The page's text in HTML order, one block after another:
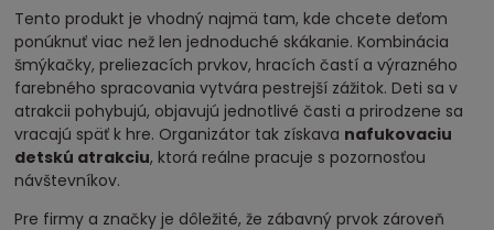
Tento produkt je vhodný najmä tam, kde chcete deťom
ponúknuť viac než len jednoduché skákanie. Kombinácia
šmýkačky, preliezacích prvkov, hracích častí a výrazného
farebného spracovania vytvára pestrejší zážitok. Deti sa v
atrakcii pohybujú, objavujú jednotlivé časti a prirodzene sa
vracajú späť k hre. Organizátor tak získava nafukovaciu
detskú atrakciu, ktorá reálne pracuje s pozornosťou
návštevníkov.
Pre firmy a značky je dôležité, že zábavný prvok zároveň